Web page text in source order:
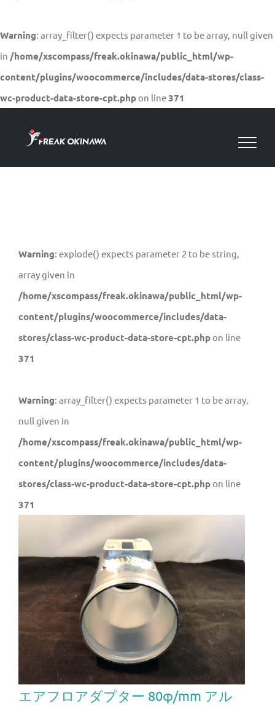
Warning: array_filter() expects parameter 1 to be array, null given
in /home/xscompass/freak.okinawa/public_html/wp-
content/plugins/woocommerce/includes/data-stores/class-
wc-product-data-store-cpt.phpon line371
Warning: explode() expects parameter 2 to be string,
array given in
/home/xscompass/freak.okinawa/public_html/wp-
content/plugins/woocommerce/includes/data-
stores/class-wc-product-data-store-cpt.phpon line
371
Warning: array_filter() expects parameter 1 to be array,
null given in
/home/xscompass/freak.okinawa/public_html/wp-
content/plugins/woocommerce/includes/data-
stores/class-wc-product-data-store-cpt.phpon line
371
エアフロアダプター 80φ/mm アル